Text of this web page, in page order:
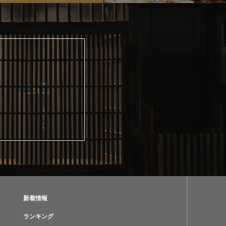
新着情報
ランキング